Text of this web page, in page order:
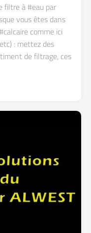
filtre à #eau par
vous êtes dans
comme ici
: mettez des
de filtrage, ces